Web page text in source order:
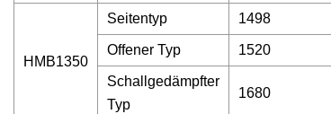
HMB1350
Seitentyp 1498
Offener Typ 1520
Schallgedämpfter
Typ
1680